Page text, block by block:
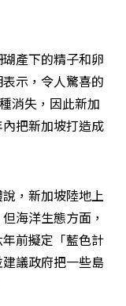
產下的精子和卵
示，令人驚喜的
消失，因此新加
把新加坡打造成
，新加坡陸地上
海洋生態方面，
前擬定「藍色計
議政府把一些島